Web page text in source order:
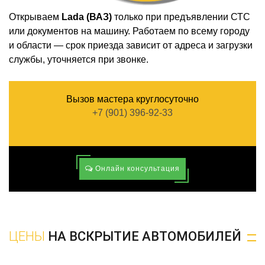
Открываем Lada (ВАЗ) только при предъявлении СТС
или документов на машину. Работаем по всему городу
и области — срок приезда зависит от адреса и загрузки
службы, уточняется при звонке.
Вызов мастера круглосуточно
+7 (901) 396-92-33
Онлайн консультация
ЦЕНЫ НА ВСКРЫТИЕ АВТОМОБИЛЕЙ